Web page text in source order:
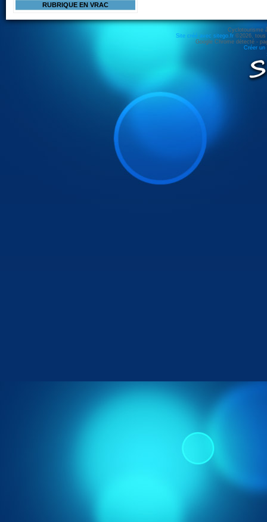
RUBRIQUE EN VRAC
Cyclotourisme
Site créé avec sitego.fr ©2026, tous
Google Chrome détecté -
Créer un